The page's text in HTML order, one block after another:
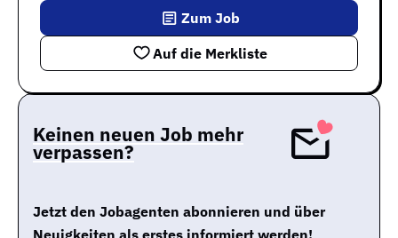
Auf die Merkliste
Zum Job
Keinen neuen Job mehr
verpassen?
Jetzt den Jobagenten abonnieren und über